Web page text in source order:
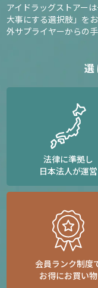
アイドラッグストアー
大事にする選択肢」を
外サプライヤーからの
法律に準拠し
日本法人が運営
会員ランク制度
お得にお買い物